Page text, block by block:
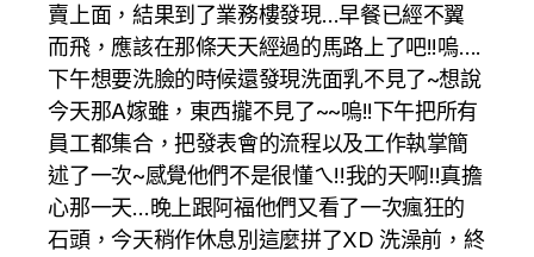
賣上面，結果到了業務樓發現…早餐已經不翼
而飛，應該在那條天天經過的馬路上了吧!!嗚….
下午想要洗臉的時候還發現洗面乳不見了~想說
今天那A嫁雖，東西攏不見了~~嗚!!下午把所有
員工都集合，把發表會的流程以及工作執掌簡
述了一次~感覺他們不是很懂ㄟ!!我的天啊!!真擔
心那一天…晚上跟阿福他們又看了一次瘋狂的
石頭，今天稍作休息別這麼拼了XD 洗澡前，終